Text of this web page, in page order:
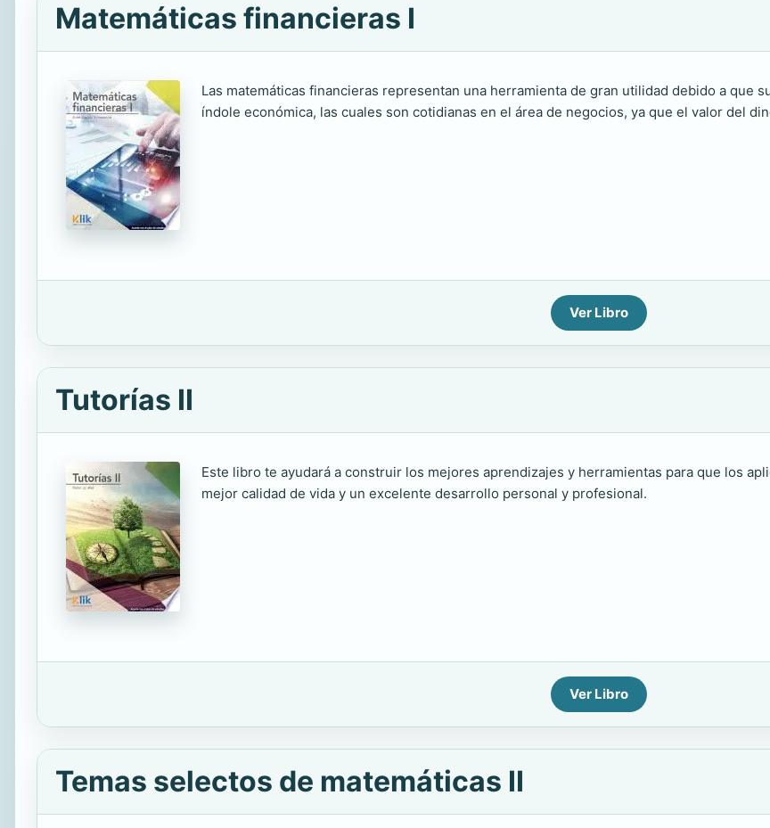
Matemáticas financieras I
Las matemáticas financieras representan una herramienta de gran utilidad debido a que
índole económica, las cuales son cotidianas en el área de negocios, ya que el valor del
Ver Libro
Tutorías II
Este libro te ayudará a construir los mejores aprendizajes y herramientas para que los
mejor calidad de vida y un excelente desarrollo personal y profesional.
Ver Libro
Temas selectos de matemáticas II